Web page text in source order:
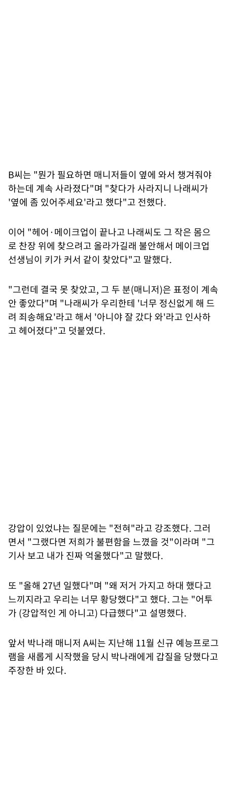
B씨는 "뭔가 필요하면 매니저들이 옆에 와서 챙겨줘야
하는데 계속 사라졌다"며 "찾다가 사라지니 나래씨가
'옆에 좀 있어주세요'라고 했다"고 전했다.
이어 "헤어·메이크업이 끝나고 나래씨도 그 작은 몸으
로 찬장 위에 찾으려고 올라가길래 불안해서 메이크업
선생님이 키가 커서 같이 찾았다"고 말했다.
"그런데 결국 못 찾았고, 그 두 분(매니저)은 표정이 계속
안 좋았다"며 "나래씨가 우리한테 '너무 정신없게 해 드
려 죄송해요'라고 해서 '아니야 잘 갔다 와'라고 인사하
고 헤어졌다"고 덧붙였다.
강압이 있었냐는 질문에는 "전혀"라고 강조했다. 그러
면서 "그랬다면 저희가 불편함을 느꼈을 것"이라며 "그
기사 보고 내가 진짜 억울했다"고 말했다.
또 "올해 27년 일했다"며 "왜 저거 가지고 하대 했다고
느끼지라고 우리는 너무 황당했다"고 했다. 그는 "어투
가 (강압적인 게 아니고) 다급했다"고 설명했다.
앞서 박나래 매니저 A씨는 지난해 11월 신규 예능프로그
램을 새롭게 시작했을 당시 박나래에게 갑질을 당했다고
주장한 바 있다.